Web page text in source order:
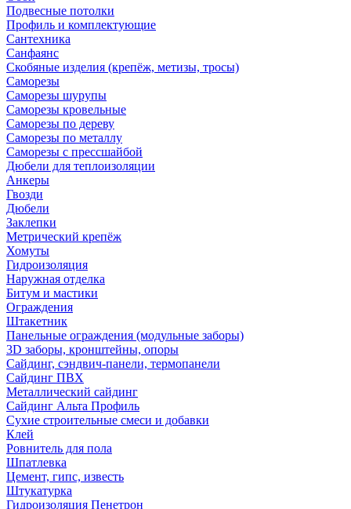
Подвесные потолки
Профиль и комплектующие
Сантехника
Санфаянс
Скобяные изделия (крепёж, метизы, тросы)
Саморезы
Саморезы шурупы
Саморезы кровельные
Саморезы по дереву
Саморезы по металлу
Саморезы с прессшайбой
Дюбели для теплоизоляции
Анкеры
Гвозди
Дюбели
Заклепки
Метрический крепёж
Хомуты
Гидроизоляция
Наружная отделка
Битум и мастики
Ограждения
Штакетник
Панельные ограждения (модульные заборы)
3D заборы, кронштейны, опоры
Cайдинг, сэндвич-панели, термопанели
Сайдинг ПВХ
Металлический сайдинг
Сайдинг Альта Профиль
Сухие строительные смеси и добавки
Клей
Ровнитель для пола
Шпатлевка
Цемент, гипс, известь
Штукатурка
Гидроизоляция Пенетрон